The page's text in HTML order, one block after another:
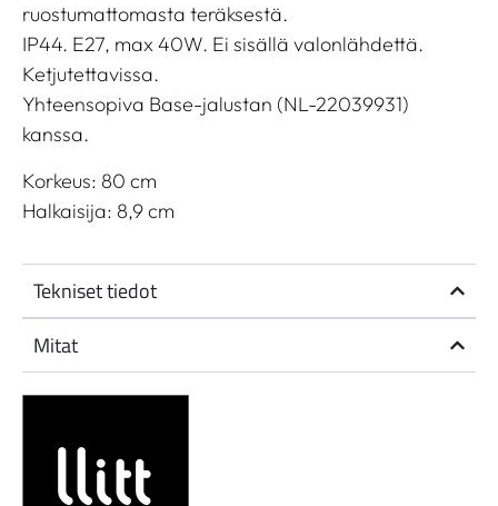
ruostumattomasta teräksestä.
IP44. E27, max 40W. Ei sisällä valonlähdettä.
Ketjutettavissa.
Yhteensopiva Base-jalustan (NL-22039931)
kanssa.
Korkeus: 80 cm
Halkaisija: 8,9 cm
Tekniset tiedot
Mitat